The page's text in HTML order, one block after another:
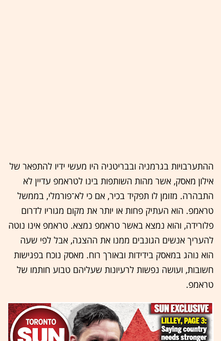
ההתערבויות בגרמניה ובבריטניה היו מעשי ידיו להתפאר של
אילון מאסק, אשר מהות השותפות בינו לטראמפ עדיין לא
התבהרה. מזומן לו תפקיד בכיר, אם כי לא־פורמלי, בממשל
טראמפ. הוא העתיק פחות או יותר את מקום מגוריו לדרום
פלורידה, והוא נמצא באשר טראמפ נמצא. טראמפ אינו נוטה
להעריך אנשים הגונבים ממנו את ההצגה, אבל לפי שעה
הוא נוהג במאסק בידידות ובאורך רוח. מאסק נוכח בפגישות
חשובות, ועושה נפשות לרעיונות שעליהם טבוע חותמו של
טראמפ.